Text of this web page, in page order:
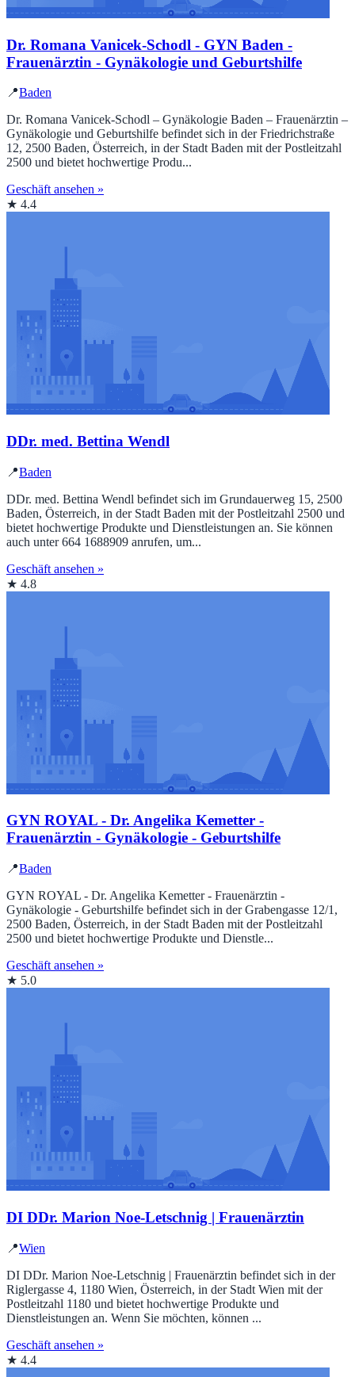
Dr. Romana Vanicek-Schodl - GYN Baden -
Frauenärztin - Gynäkologie und Geburtshilfe
📍Baden
Dr. Romana Vanicek-Schodl – Gynäkologie Baden – Frauenärztin –
Gynäkologie und Geburtshilfe befindet sich in der Friedrichstraße
12, 2500 Baden, Österreich, in der Stadt Baden mit der Postleitzahl
2500 und bietet hochwertige Produ...
Geschäft ansehen »
★ 4.4
DDr. med. Bettina Wendl
📍Baden
DDr. med. Bettina Wendl befindet sich im Grundauerweg 15, 2500
Baden, Österreich, in der Stadt Baden mit der Postleitzahl 2500 und
bietet hochwertige Produkte und Dienstleistungen an. Sie können
auch unter 664 1688909 anrufen, um...
Geschäft ansehen »
★ 4.8
GYN ROYAL - Dr. Angelika Kemetter -
Frauenärztin - Gynäkologie - Geburtshilfe
📍Baden
GYN ROYAL - Dr. Angelika Kemetter - Frauenärztin -
Gynäkologie - Geburtshilfe befindet sich in der Grabengasse 12/1,
2500 Baden, Österreich, in der Stadt Baden mit der Postleitzahl
2500 und bietet hochwertige Produkte und Dienstle...
Geschäft ansehen »
★ 5.0
DI DDr. Marion Noe-Letschnig | Frauenärztin
📍Wien
DI DDr. Marion Noe-Letschnig | Frauenärztin befindet sich in der
Riglergasse 4, 1180 Wien, Österreich, in der Stadt Wien mit der
Postleitzahl 1180 und bietet hochwertige Produkte und
Dienstleistungen an. Wenn Sie möchten, können ...
Geschäft ansehen »
★ 4.4